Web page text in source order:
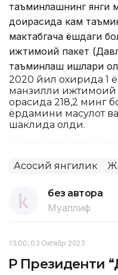
таъминлашнинг янги
доирасида кам
мактабгача ёшдаги
ижтимоий пакет
таъминлаш ишлари
2020 йил охирида 1
манзилли
орасида 218,2 минг
ёрдамини маҳсулот
шаклида олди.
Асосий янгилик
без автора
Муаллиф
13:00, 03 Октябр 2023
ҚР Президенти